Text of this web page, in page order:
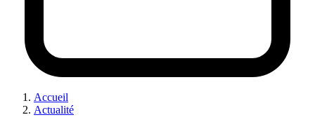
Accueil
Actualité